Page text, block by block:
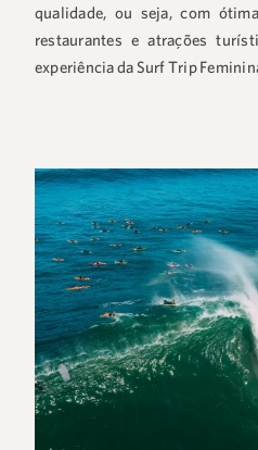
qualidade, ou seja, com
restaurantes e atrações
experiência da Surf Trip
+55 48 99660 6799